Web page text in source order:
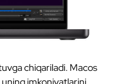
chiqariladi. Macos